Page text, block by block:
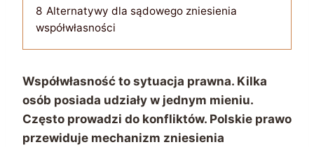
8 Alternatywy dla sądowego zniesienia
współwłasności
Współwłasność to sytuacja prawna. Kilka
osób posiada udziały w jednym mieniu.
Często prowadzi do konfliktów. Polskie prawo
przewiduje mechanizm zniesienia